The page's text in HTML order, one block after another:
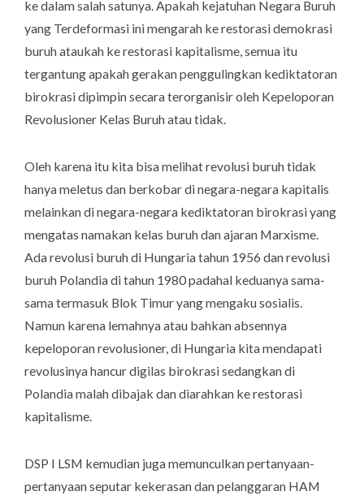
ke dalam salah satunya. Apakah kejatuhan Negara Buruh
yang Terdeformasi ini mengarah ke restorasi demokrasi
buruh ataukah ke restorasi kapitalisme, semua itu
tergantung apakah gerakan penggulingkan kediktatoran
birokrasi dipimpin secara terorganisir oleh Kepeloporan
Revolusioner Kelas Buruh atau tidak.
Oleh karena itu kita bisa melihat revolusi buruh tidak
hanya meletus dan berkobar di negara-negara kapitalis
melainkan di negara-negara kediktatoran birokrasi yang
mengatas namakan kelas buruh dan ajaran Marxisme.
Ada revolusi buruh di Hungaria tahun 1956 dan revolusi
buruh Polandia di tahun 1980 padahal keduanya sama-
sama termasuk Blok Timur yang mengaku sosialis.
Namun karena lemahnya atau bahkan absennya
kepeloporan revolusioner, di Hungaria kita mendapati
revolusinya hancur digilas birokrasi sedangkan di
Polandia malah dibajak dan diarahkan ke restorasi
kapitalisme.
DSP I LSM kemudian juga memunculkan pertanyaan-
pertanyaan seputar kekerasan dan pelanggaran HAM